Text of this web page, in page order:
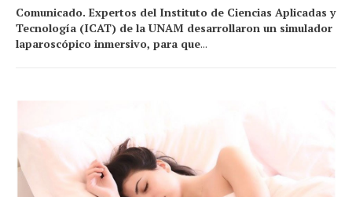
Comunicado. Expertos del Instituto de Ciencias Aplicadas y
Tecnología (ICAT) de la UNAM desarrollaron un simulador
laparoscópico inmersivo, para que...